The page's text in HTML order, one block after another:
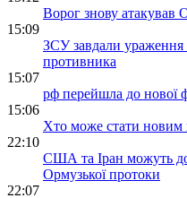
Ворог знову
15:09
ЗСУ завдали ураження
противника
15:07
рф перейшла до нової
15:06
Хто може стати
22:10
США та Іран можуть
Ормузької протоки
22:07